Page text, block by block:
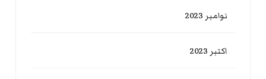
نوامبر 2023
اکتبر 2023